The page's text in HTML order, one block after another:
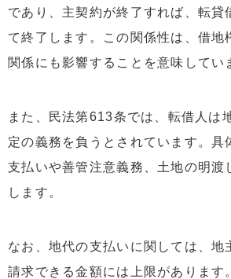
であり、主契約が終了すれば、転貸
て終了します。この関係性は、借地
関係にも影響することを意味してい
また、民法第613条では、転借人は
定の義務を負うとされています。具
支払いや善管注意義務、土地の明渡
します。
なお、地代の支払いに関しては、地
請求できる金額には上限があります